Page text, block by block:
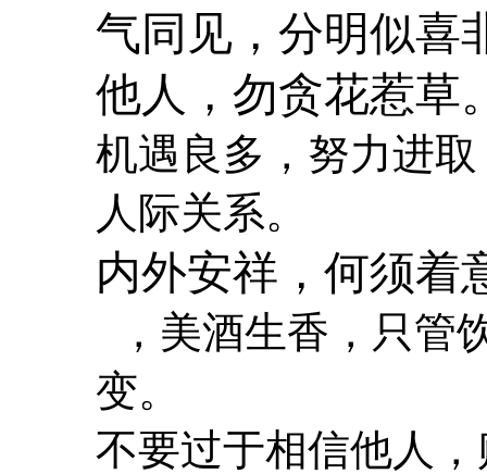
气同见，分明似喜
他人，勿贪花惹草
机遇良多，努力进
人际关系。
内外安祥，何须着
，美酒生香，只管
变。
不要过于相信他人